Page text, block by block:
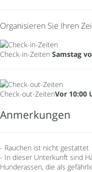
Organisieren Sie Ihren
Check-in-Zeiten Samstag
Check-out-ZeitenVor 10:00
Anmerkungen
- Rauchen ist nicht gestattet
- In dieser Unterkunft sind
Hunderassen, die als